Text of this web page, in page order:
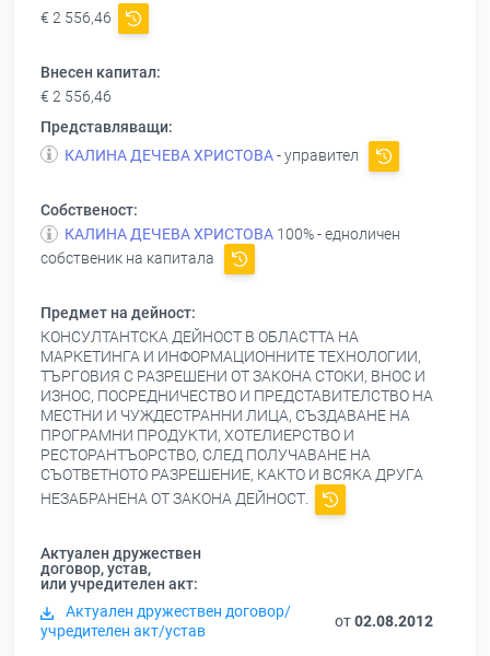
€ 2 556,46
Внесен капитал:
€ 2 556,46
Представляващи:
КАЛИНА ДЕЧЕВА ХРИСТОВА- управител
Собственост:
КАЛИНА ДЕЧЕВА ХРИСТОВА 100% - едноличен
собственик на капитала
Предмет на дейност:
КОНСУЛТАНТСКА ДЕЙНОСТ В ОБЛАСТТА НА
МАРКЕТИНГА И ИНФОРМАЦИОННИТЕ ТЕХНОЛОГИИ,
ТЪРГОВИЯ С РАЗРЕШЕНИ ОТ ЗАКОНА СТОКИ, ВНОС И
ИЗНОС, ПОСРЕДНИЧЕСТВО И ПРЕДСТАВИТЕЛСТВО НА
МЕСТНИ И ЧУЖДЕСТРАННИ ЛИЦА, СЪЗДАВАНЕ НА
ПРОГРАМНИ ПРОДУКТИ, ХОТЕЛИЕРСТВО И
РЕСТОРАНТЪОРСТВО, СЛЕД ПОЛУЧАВАНЕ НА
СЪОТВЕТНОТО РАЗРЕШЕНИЕ, КАКТО И ВСЯКА ДРУГА
НЕЗАБРАНЕНА ОТ ЗАКОНА ДЕЙНОСТ.
Актуален дружествен
договор, устав,
или учредителен акт:
Актуален дружествен договор/
учредителен акт/устав
от02.08.2012